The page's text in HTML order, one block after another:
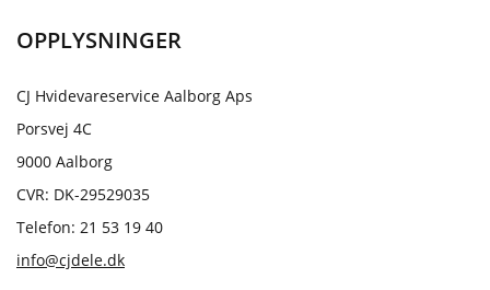
OPPLYSNINGER
CJ Hvidevareservice Aalborg Aps
Porsvej 4C
9000 Aalborg
CVR: DK-29529035
Telefon: 21 53 19 40
info@cjdele.dk